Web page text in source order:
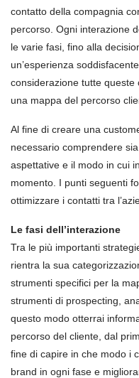
contatto della compagnia
percorso. Ogni interazione
le varie fasi, fino alla
un’esperienza
considerazione tutte
una mappa del percorso
Al fine di creare una
necessario comprendere
aspettative e il modo in cui
momento. I punti seguenti
ottimizzare i contatti tra
Le fasi dell’interazione
Tra le più importanti
rientra la sua
strumenti specifici per la
strumenti di prospecting,
questo modo otterrai
percorso del cliente, dal
fine di capire in che modo i
brand in ogni fase e